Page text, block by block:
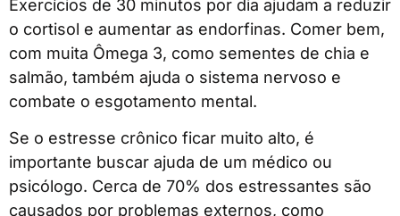
Exercícios de 30 minutos por dia ajudam a reduzir
o cortisol e aumentar as endorfinas. Comer bem,
com muita Ômega 3, como sementes de chia e
salmão, também ajuda o sistema nervoso e
combate o esgotamento mental.
Se o estresse crônico ficar muito alto, é
importante buscar ajuda de um médico ou
psicólogo. Cerca de 70% dos estressantes são
causados por problemas externos, como